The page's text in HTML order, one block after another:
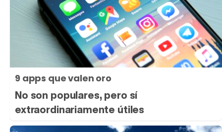
9 apps que valen oro
No son populares, pero sí
extraordinariamente útiles